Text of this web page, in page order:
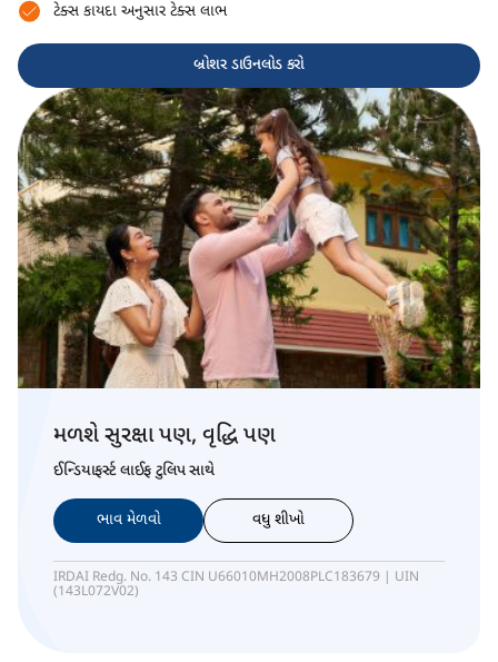
ટેક્સ કાયદા અનુસાર ટેક્સ લાભ
બ્રોશર ડાઉનલોડ કરો
IRDAI Redg. No. 143 CIN U66010MH2008PLC183679 | UIN
(143L072V02)
ઈન્ડિયાફર્સ્ટ લાઈફ ટુલિપ સાથે
મળશે સુરક્ષા પણ, વૃદ્ધિ પણ
ભાવ મેળવો વધુ શીખો